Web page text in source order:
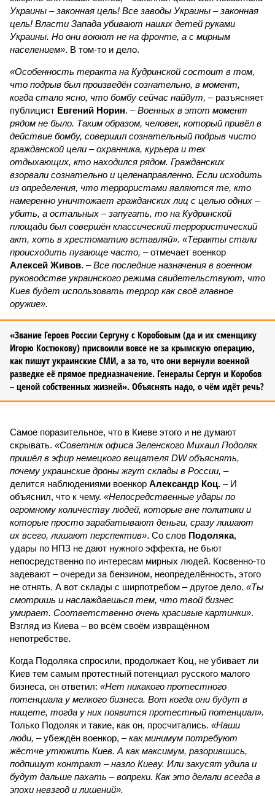
Украины – законная цель! Все заводы Украины – законная
цель! Власти Запада убивают наших детей руками
Украины. Но они воюют не на фронте, а с мирным
населением». В том-то и дело.
«Особенность теракта на Кудринской состоит в том,
что подрыв был произведён сознательно, в момент,
когда стало ясно, что бомбу сейчас найдут, – разъясняет
публицист Евгений Норин. –Военных в этот момент
рядом не было. Таким образом, человек, который привёл в
действие бомбу, совершил сознательный подрыв чисто
гражданской цели – охранника, курьера и тех
отдыхающих, кто находился рядом. Гражданских
взорвали сознательно и целенаправленно. Если исходить
из определения, что террористами являются те, кто
намеренно уничтожает гражданских лиц с целью одних –
убить, а остальных – запугать, то на Кудринской
площади был совершён классический террористический
акт, хоть в хрестоматию вставляй». «Теракты стали
происходить пугающе часто, – отмечает военкор
Алексей Живов. –Все последние назначения в военном
руководстве украинского режима свидетельствуют, что
Киев будет использовать террор как своё главное
оружие».
«Звание Героев России Сергуну с Коробовым (да и их сменщику
Игорю Костюкову) присвоили вовсе не за крымскую операцию,
как пишут украинские СМИ, а за то, что они вернули военной
разведке её прямое предназначение. Генералы Сергун и Коробов
– ценой собственных жизней». Объяснять надо, о чём идёт речь?
Самое поразительное, что в Киеве этого и не думают
скрывать. «Советник офиса Зеленского Михаил Подоляк
пришёл в эфир немецкого вещателя DW объяснять,
почему украинские дроны жгут склады в России, –
делится наблюдениями военкор Александр Коц. – И
объяснил, что к чему. «Непосредственные удары по
огромному количеству людей, которые вне политики и
которые просто зарабатывают деньги, сразу лишают
их всего, лишают перспектив». Со слов Подоляка,
удары по НПЗ не дают нужного эффекта, не бьют
непосредственно по интересам мирных людей. Косвенно-то
задевают – очереди за бензином, неопределённость, этого
не отнять. А вот склады с ширпотребом – другое дело. «Ты
смотришь и наслаждаешься тем, что твой бизнес
умирает. Соответственно очень красивые картинки».
Взгляд из Киева – во всём своём извращённом
непотребстве.
Когда Подоляка спросили, продолжает Коц, не убивает ли
Киев тем самым протестный потенциал русского малого
бизнеса, он ответил: «Нет никакого протестного
потенциала у мелкого бизнеса. Вот когда они будут в
нищете, тогда у них появится протестный потенциал».
Только Подоляк и такие, как он, просчитались. «Наши
люди, – убеждён военкор, –как минимум потребуют
жёстче утюжить Киев. А как максимум, разорившись,
подпишут контракт – назло Киеву. Или закусят удила и
будут дальше пахать – вопреки. Как это делали всегда в
эпохи невзгод и лишений».